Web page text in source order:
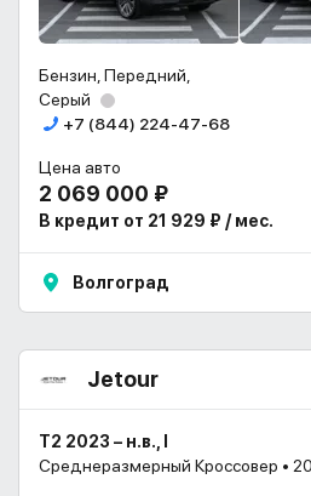
Бензин, Передний,
Серый
+7 (844) 224-47-68
Цена авто
2 069 000 ₽
В кредит от 21 929 ₽ / мес.
Волгоград
Jetour
T2 2023 – н.в., I
Среднеразмерный Кроссовер •